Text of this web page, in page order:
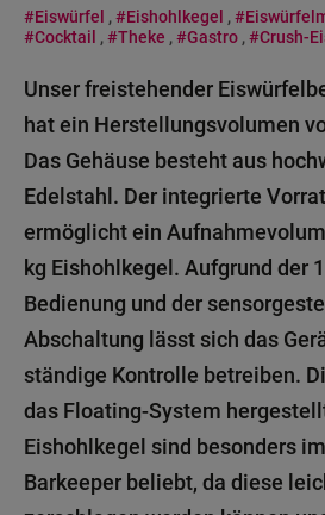
#Eiswürfel ,#Eishohlkegel ,
#Cocktail ,#Theke ,#Gastro ,#Crush-
Unser freistehender
hat ein Herstellungsvolumen
Das Gehäuse besteht aus
Edelstahl. Der integrierte
ermöglicht ein
kg Eishohlkegel. Aufgrund der
Bedienung und der
Abschaltung lässt sich das
ständige Kontrolle betreiben.
das Floating-System
Eishohlkegel sind besonders
Barkeeper beliebt, da diese